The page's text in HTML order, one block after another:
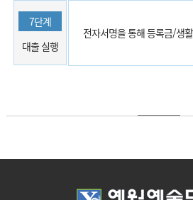
7단계
대출 실행
전자서명을 통해 등록금/생